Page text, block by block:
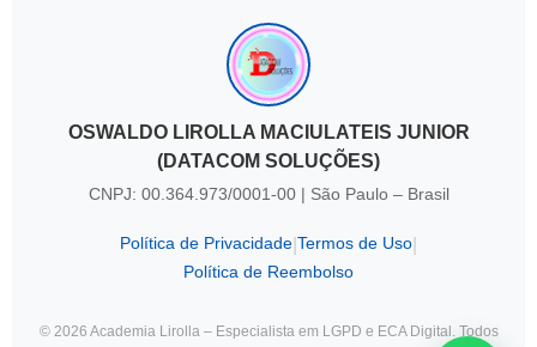
OSWALDO LIROLLA MACIULATEIS JUNIOR
(DATACOM SOLUÇÕES)
CNPJ: 00.364.973/0001-00 | São Paulo – Brasil
Política de Privacidade Termos de Uso
Política de Reembolso
© 2026 Academia Lirolla – Especialista em LGPD e ECA Digital. Todos